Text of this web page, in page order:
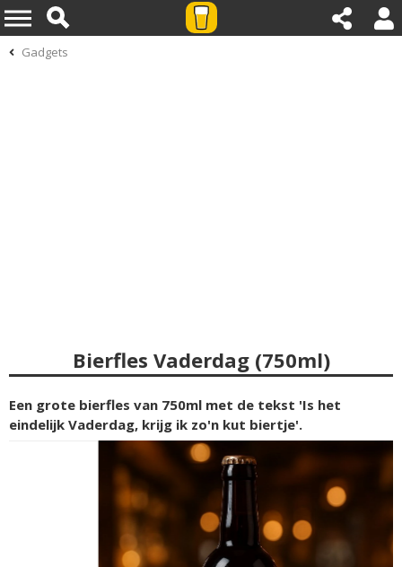
Gadgets
Bierfles Vaderdag (750ml)
Een grote bierfles van 750ml met de tekst 'Is het
eindelijk Vaderdag, krijg ik zo'n kut biertje'.